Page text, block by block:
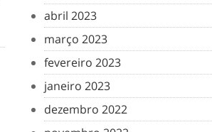
abril 2023
março 2023
fevereiro 2023
janeiro 2023
dezembro 2022